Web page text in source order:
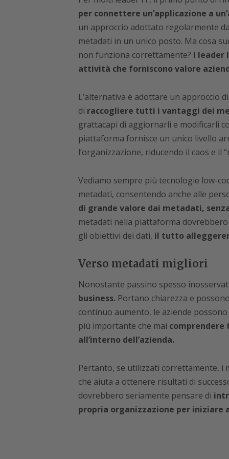
per connettere un’applicazione a
un approccio adottato regolarmente
metadati in un unico posto. Ma cosa
non funziona correttamente? I leader
attività che forniscono valore
L’alternativa è adottare un approccio
di raccogliere tutti i vantaggi dei
grattacapi di aggiornarli e modificarli
piattaforma fornisce un unico livello
l’organizzazione, riducendo il caos e il
Vediamo sempre più tecnologie low-
metadati, consentendo anche alle
di grande valore dai metadati,
metadati nella piattaforma
gli obiettivi dei dati, il tutto
Verso metadati migliori
Nonostante passino spesso
business.Portano chiarezza e
continuo aumento, le aziende
più importante che mai comprendere
all’interno dell’azienda.
Pertanto, se utilizzati correttamente,
che aiuta a ottenere risultati di
dovrebbero seriamente pensare di
propria organizzazione per iniziare